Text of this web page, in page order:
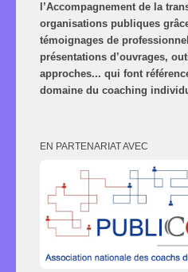
l’Accompagnement de la
organisations publiques
témoignages de
présentations d’ouvrages,
approches... qui font
domaine du coaching
EN PARTENARIAT AVEC